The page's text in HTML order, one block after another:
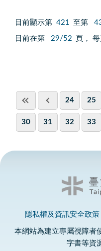
目前顯示第 421 至第
目前在第 29/52 頁，
24 25
30 31 32 33
隱私權及資訊安全政策
本網站為建立專屬視障者
字書等資